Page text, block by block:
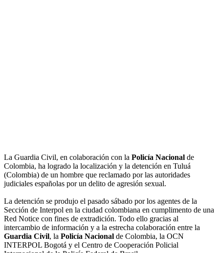
La Guardia Civil, en colaboración con la Policía Nacional de
Colombia, ha logrado la localización y la detención en Tuluá
(Colombia) de un hombre que reclamado por las autoridades
judiciales españolas por un delito de agresión sexual.
La detención se produjo el pasado sábado por los agentes de la
Sección de Interpol en la ciudad colombiana en cumplimento de una
Red Notice con fines de extradición. Todo ello gracias al
intercambio de información y a la estrecha colaboración entre la
Guardia Civil, la Policía Nacional de Colombia, la OCN
INTERPOL Bogotá y el Centro de Cooperación Policial